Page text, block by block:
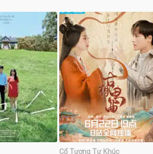
Cổ Tương Tư Khúc